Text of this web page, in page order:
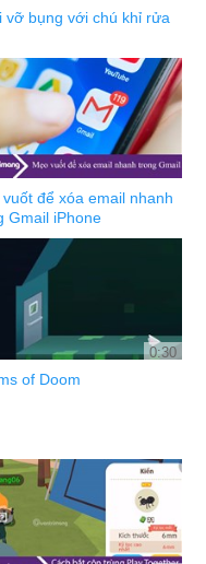
vỡ bụng với chú khỉ rửa
vuốt để xóa email nhanh
Gmail iPhone
0:30
of Doom